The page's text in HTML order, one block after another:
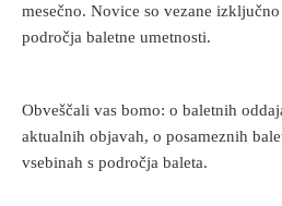
mesečno. Novice so vezane
področja baletne umetnosti.
Obveščali vas bomo: o baletnih
aktualnih objavah, o posameznih
vsebinah s področja baleta.